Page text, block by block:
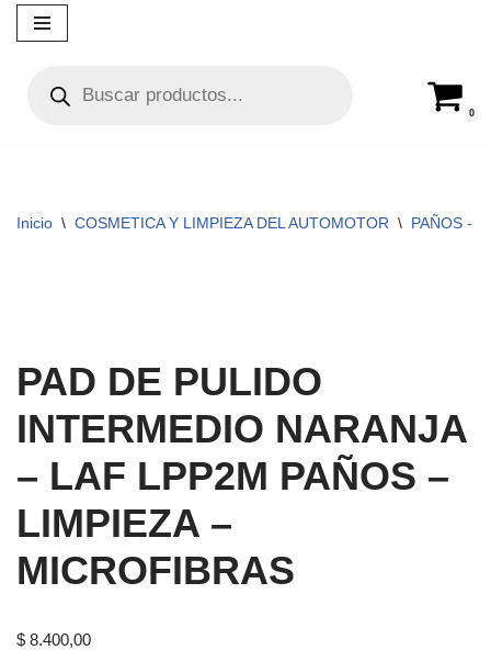
contenido
0
Inicio \ COSMETICA Y LIMPIEZA DEL AUTOMOTOR \ PAÑOS -
PAD DE PULIDO
INTERMEDIO NARANJA
– LAF LPP2M PAÑOS –
LIMPIEZA –
MICROFIBRAS
$ 8.400,00